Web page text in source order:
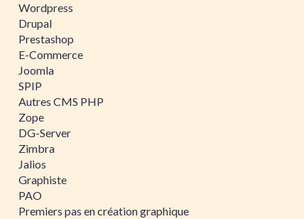
Wordpress
Drupal
Prestashop
E-Commerce
Joomla
SPIP
Autres CMS PHP
Zope
DG-Server
Zimbra
Jalios
Graphiste
PAO
Premiers pas en création graphique